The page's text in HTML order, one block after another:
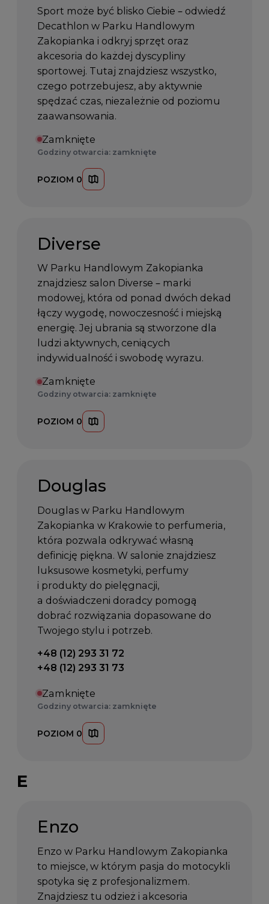
Sport może być blisko Ciebie – odwiedź
Decathlon w Parku Handlowym
Zakopianka i odkryj sprzęt oraz
akcesoria do każdej dyscypliny
sportowej. Tutaj znajdziesz wszystko,
czego potrzebujesz, aby aktywnie
spędzać czas, niezależnie od poziomu
zaawansowania.
Zamknięte
Godziny otwarcia: zamknięte
POZIOM 0
Diverse
W Parku Handlowym Zakopianka
znajdziesz salon Diverse – marki
modowej, która od ponad dwóch dekad
łączy wygodę, nowoczesność i miejską
energię. Jej ubrania są stworzone dla
ludzi aktywnych, ceniących
indywidualność i swobodę wyrazu.
Zamknięte
Godziny otwarcia: zamknięte
POZIOM 0
Douglas
Douglas w Parku Handlowym
Zakopianka w Krakowie to perfumeria,
która pozwala odkrywać własną
definicję piękna. W salonie znajdziesz
luksusowe kosmetyki, perfumy
i produkty do pielęgnacji,
a doświadczeni doradcy pomogą
dobrać rozwiązania dopasowane do
Twojego stylu i potrzeb.
Telefon kontaktowy:
+48 (12) 293 31 72
+48 (12) 293 31 73
Zamknięte
Godziny otwarcia: zamknięte
POZIOM 0
E
Enzo
Enzo w Parku Handlowym Zakopianka
to miejsce, w którym pasja do motocykli
spotyka się z profesjonalizmem.
Znajdziesz tu odzież i akcesoria